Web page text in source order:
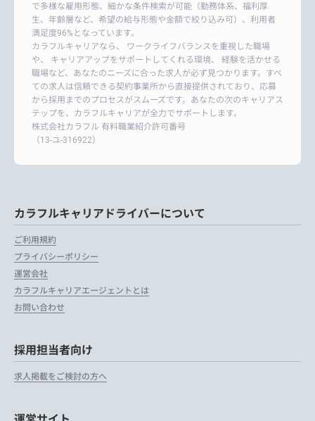
で多様な雇用形態、細かな条件検索が可能（勤務体系、福利厚
生、年齢層など、希望の給与形態や金額で絞り込み可）、利用者
満足度96%となっています。
カラフルキャリアなら、 ワークライフバランスを重視した職場
や、 キャリアアップをサポートしてくれる環境、 経験を活かせる
職場など、あなたのニーズに合った求人が必ず見つかります。すべ
ての求人は信頼できる契約事業所から直接提供されており、応募
から採用までのプロセスがスムーズです。あなたの次のキャリアス
テップを、カラフルキャリアが全力でサポートします。
株式会社カラフル 有料職業紹介許可番号
（13-ユ-316922）
カラフルキャリアドライバーについて
ご利用規約
プライバシーポリシー
運営会社
カラフルキャリアエージェントとは
お問い合わせ
採用担当者向け
求人掲載をご検討の方へ